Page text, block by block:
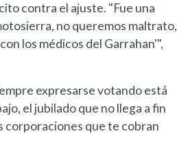
contra el ajuste. "Fue una
no queremos maltrato,
los médicos del Garrahan'",
expresarse votando está
el jubilado que no llega a fin
corporaciones que te cobran